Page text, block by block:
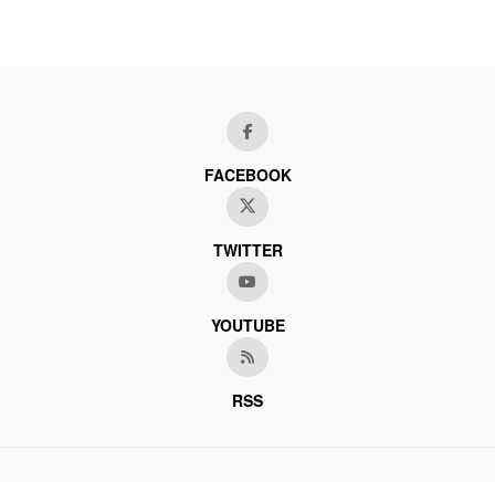
FACEBOOK
TWITTER
YOUTUBE
RSS